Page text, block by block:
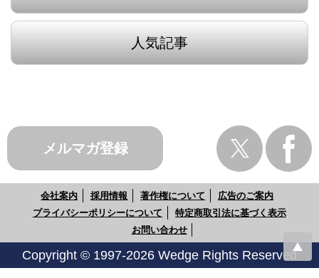
人気記事
メルマガ登録
会社案内 採用情報 著作権について
広告のご案内
プライバシーポリシーについて
特定商取引法に基づく表示
お問い合わせ
Copyright © 1997-2026 Wedge Rights Reserved